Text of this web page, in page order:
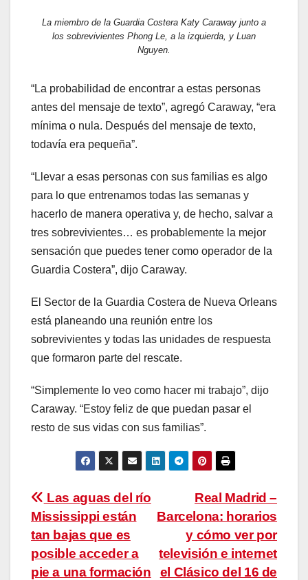
La miembro de la Guardia Costera Katy Caraway junto a
los sobrevivientes Phong Le, a la izquierda, y Luan
Nguyen.
“La probabilidad de encontrar a estas personas
antes del mensaje de texto”, agregó Caraway, “era
mínima o nula. Después del mensaje de texto,
todavía era pequeña”.
“Llevar a esas personas con sus familias es algo
para lo que entrenamos todas las semanas y
hacerlo de manera operativa y, de hecho, salvar a
tres sobrevivientes… es probablemente la mejor
sensación que puedes tener como operador de la
Guardia Costera”, dijo Caraway.
El Sector de la Guardia Costera de Nueva Orleans
está planeando una reunión entre los
sobrevivientes y todas las unidades de respuesta
que formaron parte del rescate.
“Simplemente lo veo como hacer mi trabajo”, dijo
Caraway. “Estoy feliz de que puedan pasar el
resto de sus vidas con sus familias”.
Navegación
de
entradas
Real Madrid –
Barcelona: horarios
y cómo ver por
televisión e internet
el Clásico del 16 de
Las aguas del río
Mississippi están
tan bajas que es
posible acceder a
pie a una formación